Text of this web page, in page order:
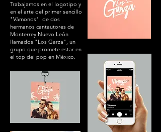
Trabajamos en el logotipo y
en el arte del primer sencillo
"Vámonos" de dos
hermanos cantautores de
Monterrey Nuevo León
llamados "Los Garza", un
grupo que promete estar en
el top del pop en México.